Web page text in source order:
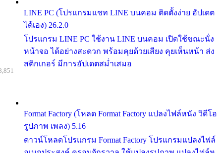
LINE PC (โปรแกรมแชท LINE บนคอม ติดตั้งง่าย อัปเดต
ได้เอง) 26.2.0
โปรแกรม LINE PC ใช้งาน LINE บนคอม เปิดใช้ขณะนั่ง
หน้าจอ ได้อย่างสะดวก พร้อมคุยด้วยเสียง คุยเห็นหน้า ส่ง
สติกเกอร์ มีการอัปเดตสม่ำเสมอ
Format Factory (โหลด Format Factory แปลงไฟล์หนัง วิดีโอ
รูปภาพ เพลง) 5.16
ดาวน์โหลดโปรแกรม Format Factory โปรแกรมแปลงไฟล์